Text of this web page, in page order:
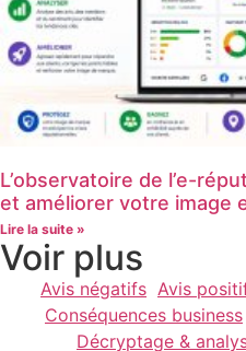
L’observatoire de l’e-
et améliorer votre image
Lire la suite »
Voir plus
Avis négatifs Avis
Conséquences business
Décryptage &